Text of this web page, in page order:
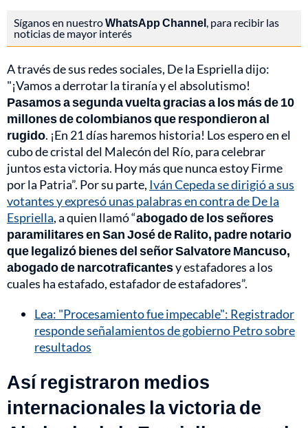
Síganos en nuestroWhatsApp Channel , para recibir las
noticias de mayor interés
A través de sus redes sociales, De la Espriella dijo:
"¡Vamos a derrotar la tiranía y el absolutismo!
Pasamos a segunda vuelta gracias a los más de 10
millones de colombianos que respondieron al
rugido. ¡En 21 días haremos historia! Los espero en el
cubo de cristal del Malecón del Río, para celebrar
juntos esta victoria. Hoy más que nunca estoy Firme
por la Patria”. Por su parte, Iván Cepeda se dirigió a sus
votantes y expresó unas palabras en contra de De la
Espriella, a quien llamó “abogado de los señores
paramilitares en San José de Ralito, padre notario
que legalizó bienes del señor Salvatore Mancuso,
abogado de narcotraficantesy estafadores a los
cuales ha estafado, estafador de estafadores”.
Lea: "Procesamiento fue impecable": Registrador
responde señalamientos de gobierno Petro sobre
resultados
Así registraron medios
internacionales la victoria de